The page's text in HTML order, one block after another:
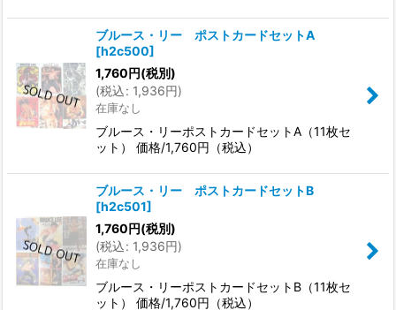
ブルース・リー ポストカードセットA
[h2c500]
1,760円(税別)
(税込: 1,936円)
在庫なし
ブルース・リーポストカードセットA（11枚セ
ット） 価格/1,760円（税込）
ブルース・リー ポストカードセットB
[h2c501]
1,760円(税別)
(税込: 1,936円)
在庫なし
ブルース・リーポストカードセットB（11枚セ
ット） 価格/1,760円（税込）